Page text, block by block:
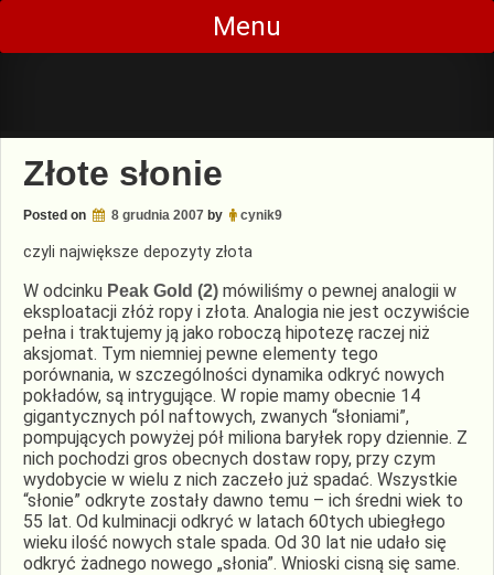
Skip
content
Menu
Złote słonie
Posted on 8 grudnia 2007 by cynik9
czyli największe depozyty złota
W odcinku Peak Gold (2) mówiliśmy o pewnej analogii w
eksploatacji złóż ropy i złota. Analogia nie jest oczywiście
pełna i traktujemy ją jako roboczą hipotezę raczej niż
aksjomat. Tym niemniej pewne elementy tego
porównania, w szczególności dynamika odkryć nowych
pokładów, są intrygujące. W ropie mamy obecnie 14
gigantycznych pól naftowych, zwanych “słoniami”,
pompujących powyżej pół miliona baryłek ropy dziennie. Z
nich pochodzi gros obecnych dostaw ropy, przy czym
wydobycie w wielu z nich zaczeło już spadać. Wszystkie
“słonie” odkryte zostały dawno temu – ich średni wiek to
55 lat. Od kulminacji odkryć w latach 60tych ubiegłego
wieku ilość nowych stale spada. Od 30 lat nie udało się
odkryć żadnego nowego „słonia”. Wnioski cisną się same.